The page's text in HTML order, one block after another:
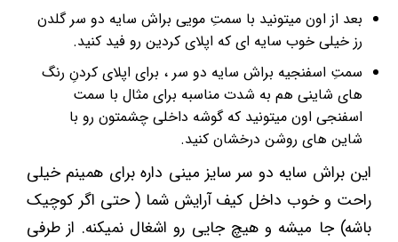
بعد از اون میتونید با سمتِ مویی براش سایه دو سر گلدن
رز خیلی خوب سایه ای که اپلای کردین رو فید کنید.
سمتِ اسفنجیه براش سایه دو سر ، برای اپلای کردنِ رنگ
های شاینی هم به شدت مناسبه برای مثال با سمت
اسفنجی اون میتونید که گوشه داخلی چشمتون رو با
شاین های روشن درخشان کنید.
این براش سایه دو سر سایز مینی داره برای همینم خیلی
راحت و خوب داخل کیف آرایش شما ( حتی اگر کوچیک
باشه) جا میشه و هیچ جایی رو اشغال نمیکنه. از طرفی